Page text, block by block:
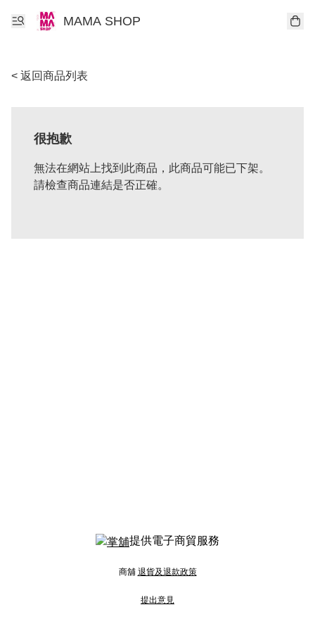
MAMA SHOP
< 返回商品列表
很抱歉
無法在網站上找到此商品，此商品可能已下架。
請檢查商品連結是否正確。
提供電子商貿服務
商舖 退貨及退款政策
提出意見